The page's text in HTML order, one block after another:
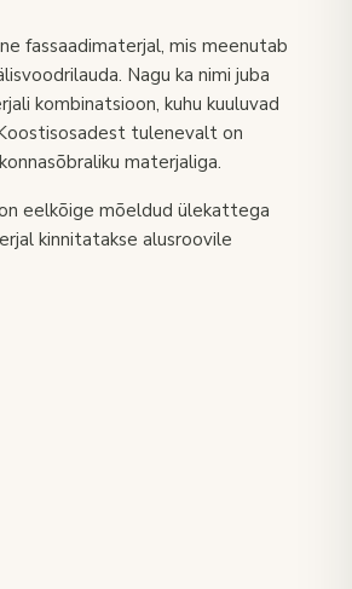
fassaadimaterjal, mis meenutab
Nagu ka nimi juba
kombinatsioon, kuhu kuuluvad
tulenevalt on
materjaliga.
eelkõige mõeldud ülekattega
kinnitatakse alusroovile